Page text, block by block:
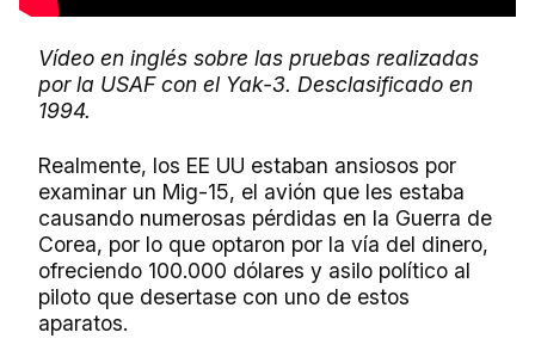
Vídeo en inglés sobre las pruebas realizadas
por la USAF con el Yak-3. Desclasificado en
1994.
Realmente, los EE UU estaban ansiosos por
examinar un Mig-15, el avión que les estaba
causando numerosas pérdidas en la Guerra de
Corea, por lo que optaron por la vía del dinero,
ofreciendo 100.000 dólares y asilo político al
piloto que desertase con uno de estos
aparatos.